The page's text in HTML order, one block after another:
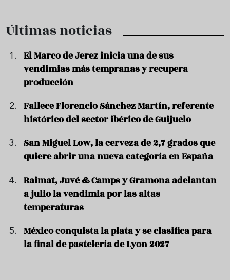
Últimas noticias
El Marco de Jerez inicia una de sus
vendimias más tempranas y recupera
producción
Fallece Florencio Sánchez Martín, referente
histórico del sector ibérico de Guijuelo
San Miguel Low, la cerveza de 2,7 grados que
quiere abrir una nueva categoría en España
Raimat, Juvé & Camps y Gramona adelantan
a julio la vendimia por las altas
temperaturas
México conquista la plata y se clasifica para
la final de pastelería de Lyon 2027